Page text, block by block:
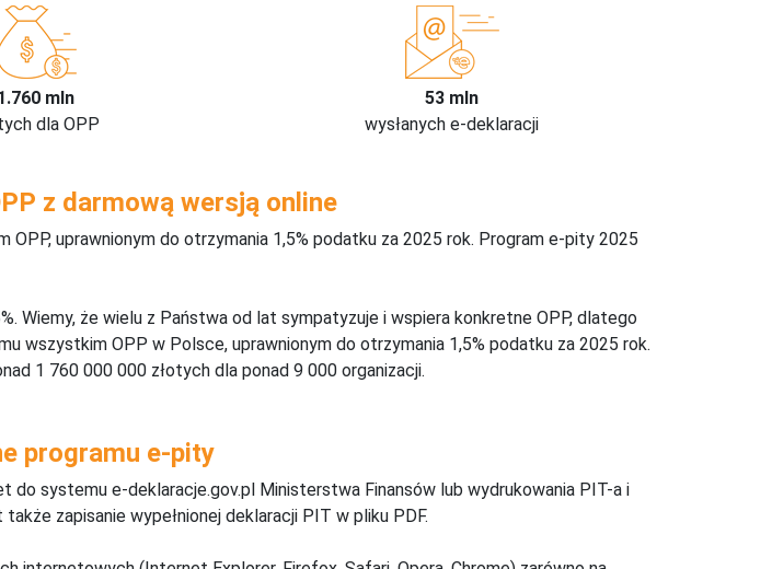
mln
dla OPP
53 mln
wysłanych e-deklaracji
z darmową wersją online
uprawnionym do otrzymania 1,5% podatku za 2025 rok. Program e-pity 2025
Wiemy, że wielu z Państwa od lat sympatyzuje i wspiera konkretne OPP, dlatego
wszystkim OPP w Polsce, uprawnionym do otrzymania 1,5% podatku za 2025 rok.
1 760 000 000 złotych dla ponad 9 000 organizacji.
programu e-pity
systemu e-deklaracje.gov.pl Ministerstwa Finansów lub wydrukowania PIT-a i
zapisanie wypełnionej deklaracji PIT w pliku PDF.